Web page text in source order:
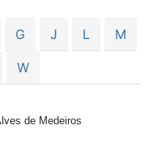
G J L M
W
de Medeiros